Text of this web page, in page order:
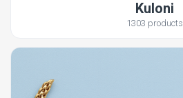
Kuloni
1303 products